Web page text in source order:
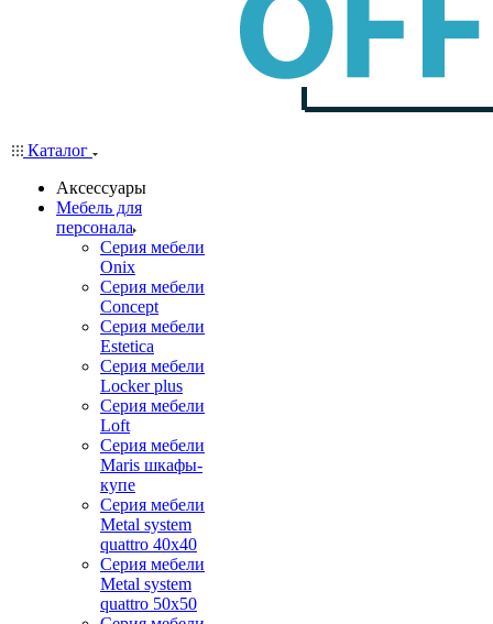
Каталог
Аксессуары
Мебель для
персонала
Серия мебели
Onix
Серия мебели
Concept
Серия мебели
Estetica
Серия мебели
Locker plus
Серия мебели
Loft
Серия мебели
Maris шкафы-
купе
Серия мебели
Metal system
quattro 40x40
Серия мебели
Metal system
quattro 50x50